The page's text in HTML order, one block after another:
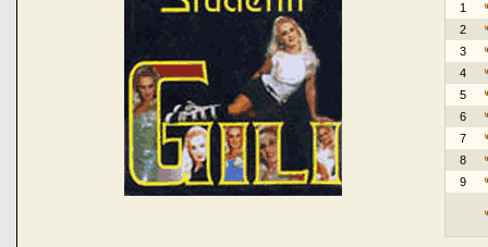
1
2
3
4
5
6
7
8
9